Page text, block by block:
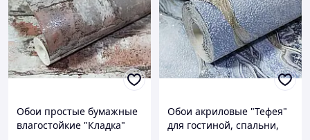
Обои простые бумажные
влагостойкие "Кладка"
Обои акриловые "Тефея"
для гостиной, спальни,